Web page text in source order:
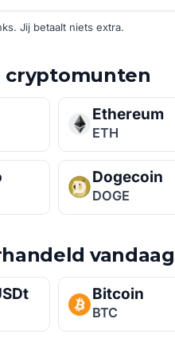
Jij betaalt niets extra.
cryptomunten
Ethereum
ETH
Dogecoin
DOGE
vandaag
Bitcoin
BTC